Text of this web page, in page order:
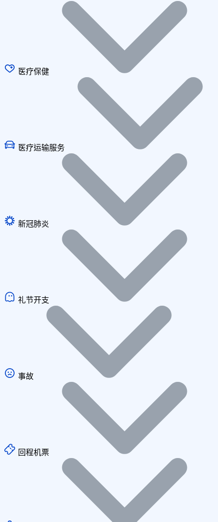
医疗保健
医疗运输服务
新冠肺炎
礼节开支
事故
回程机票